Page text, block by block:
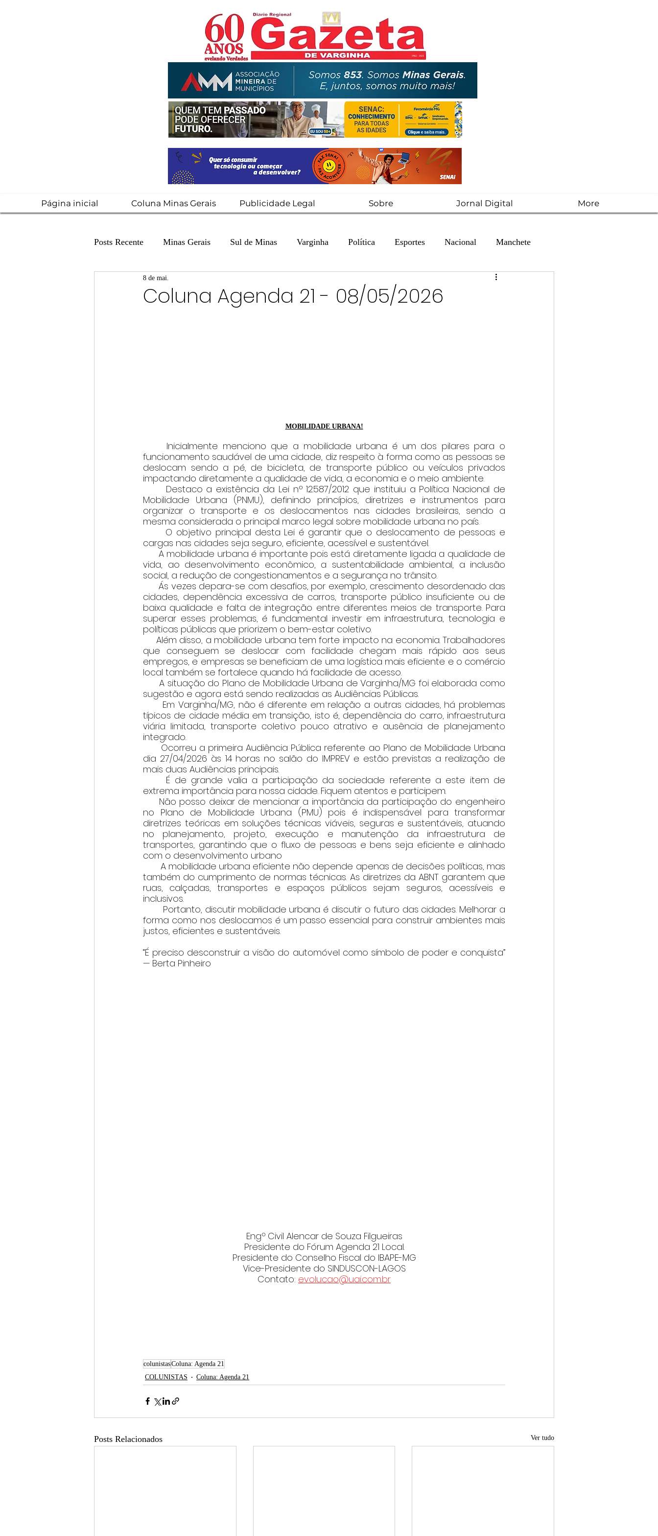
Página inicial Coluna Minas Gerais Publicidade Legal Sobre Jornal Digital More
Posts Recente Minas Gerais Sul de Minas Varginha Política Esportes Nacional Manchete
Coluna Fatos e Versões
Coluna Agenda 21 - 08/05/2026
8 de mai.
MOBILIDADE URBANA!
Inicialmente menciono que a mobilidade urbana é um dos pilares para o
funcionamento saudável de uma cidade, diz respeito à forma como as pessoas se
deslocam sendo a pé, de bicicleta, de transporte público ou veículos privados
impactando diretamente a qualidade de vida, a economia e o meio ambiente.
Destaco a existência da Lei nº 12.587/2012 que instituiu a Política Nacional de
Mobilidade Urbana (PNMU), definindo princípios, diretrizes e instrumentos para
organizar o transporte e os deslocamentos nas cidades brasileiras, sendo a
mesma considerada o principal marco legal sobre mobilidade urbana no país.
O objetivo principal desta Lei é garantir que o deslocamento de pessoas e
cargas nas cidades seja seguro, eficiente, acessível e sustentável.
A mobilidade urbana é importante pois está diretamente ligada a qualidade de
vida, ao desenvolvimento econômico, a sustentabilidade ambiental, a inclusão
social, a redução de congestionamentos e a segurança no trânsito.
Ás vezes depara-se com desafios, por exemplo, crescimento desordenado das
cidades, dependência excessiva de carros, transporte público insuficiente ou de
baixa qualidade e falta de integração entre diferentes meios de transporte. Para
superar esses problemas, é fundamental investir em infraestrutura, tecnologia e
políticas públicas que priorizem o bem-estar coletivo.
Além disso, a mobilidade urbana tem forte impacto na economia. Trabalhadores
que conseguem se deslocar com facilidade chegam mais rápido aos seus
empregos, e empresas se beneficiam de uma logística mais eficiente e o comércio
local também se fortalece quando há facilidade de acesso.
A situação do Plano de Mobilidade Urbana de Varginha/MG foi elaborada como
sugestão e agora está sendo realizadas as Audiências Públicas.
Em Varginha/MG, não é diferente em relação a outras cidades, há problemas
típicos de cidade média em transição, isto é, dependência do carro, infraestrutura
viária limitada, transporte coletivo pouco atrativo e ausência de planejamento
integrado.
Ocorreu a primeira Audiência Pública referente ao Plano de Mobilidade Urbana
dia 27/04/2026 às 14 horas no salão do IMPREV e estão previstas a realização de
mais duas Audiências principais.
É de grande valia a participação da sociedade referente a este item de
extrema importância para nossa cidade. Fiquem atentos e participem.
Não posso deixar de mencionar a importância da participação do engenheiro
no Plano de Mobilidade Urbana (PMU) pois é indispensável para transformar
diretrizes teóricas em soluções técnicas viáveis, seguras e sustentáveis, atuando
no planejamento, projeto, execução e manutenção da infraestrutura de
transportes, garantindo que o fluxo de pessoas e bens seja eficiente e alinhado
com o desenvolvimento urbano
A mobilidade urbana eficiente não depende apenas de decisões políticas, mas
também do cumprimento de normas técnicas. As diretrizes da ABNT garantem que
ruas, calçadas, transportes e espaços públicos sejam seguros, acessíveis e
inclusivos.
Portanto, discutir mobilidade urbana é discutir o futuro das cidades. Melhorar a
forma como nos deslocamos é um passo essencial para construir ambientes mais
justos, eficientes e sustentáveis.
“É preciso desconstruir a visão do automóvel como símbolo de poder e conquista”
— Berta Pinheiro
Engº Civil Alencar de Souza Filgueiras
Presidente do Fórum Agenda 21 Local.
Presidente do Conselho Fiscal do IBAPE-MG
Vice-Presidente do SINDUSCON-LAGOS
Contato: evolucao@uai.com.br
colunistasColuna: Agenda 21
COLUNISTAS
Coluna: Agenda 21
Posts Relacionados Ver tudo